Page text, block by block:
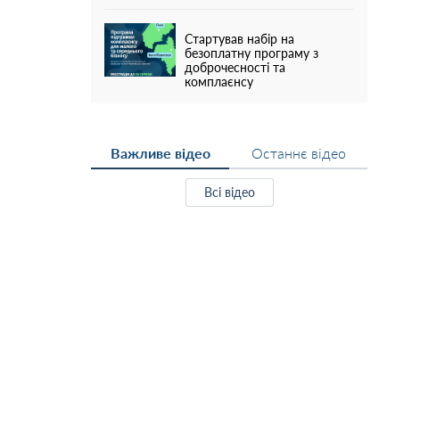
Стартував набір на
безоплатну програму з
доброчесності та
комплаєнсу
Важливе відео Останнє відео
Всі відео